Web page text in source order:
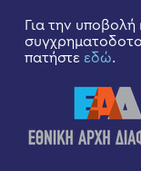
Για την
πατήστε εδώ.